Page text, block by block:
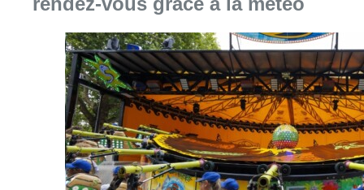
07 août 2026 Consulter l'article "Foire du Midi: les
Les Bruxellois respectent mieux les
zones 30 ?